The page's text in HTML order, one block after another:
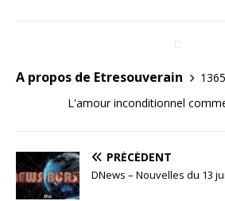
A propos de Etresouverain
L'amour inconditionnel
PRÉCÉDENT
DNews – Nouvelles du 13